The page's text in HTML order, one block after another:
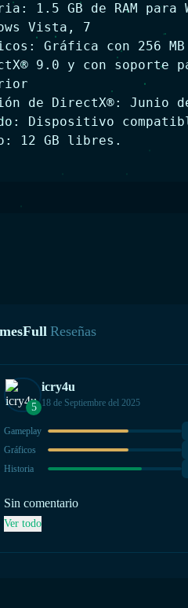
1.5 GB de RAM para
Vista, 7
Gráfica con 256 MB
9.0 y con soporte
de DirectX®: Junio
Dispositivo
12 GB libres.
Reseñas
5
icry4u
18 de Septiembre del 2025
Gameplay
Gráficos
Historia
Sin comentario
Ver todo